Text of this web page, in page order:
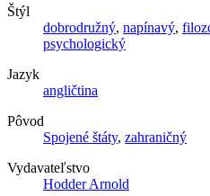
Štýl
dobrodružný, napínavý,
psychologický
Jazyk
angličtina
Pôvod
Spojené štáty, zahraničný
Vydavateľstvo
Hodder Arnold